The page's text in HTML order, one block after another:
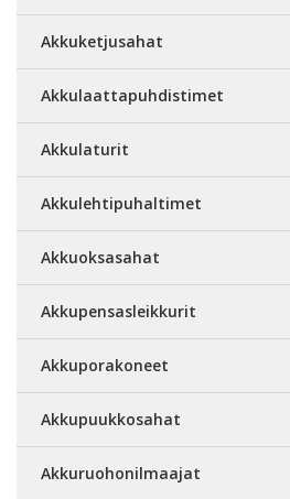
Akkuketjusahat
Akkulaattapuhdistimet
Akkulaturit
Akkulehtipuhaltimet
Akkuoksasahat
Akkupensasleikkurit
Akkuporakoneet
Akkupuukkosahat
Akkuruohonilmaajat